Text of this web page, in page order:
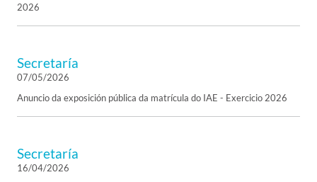
2026
Secretaría
07/05/2026
Anuncio da exposición pública da matrícula do IAE - Exercicio 2026
Secretaría
16/04/2026